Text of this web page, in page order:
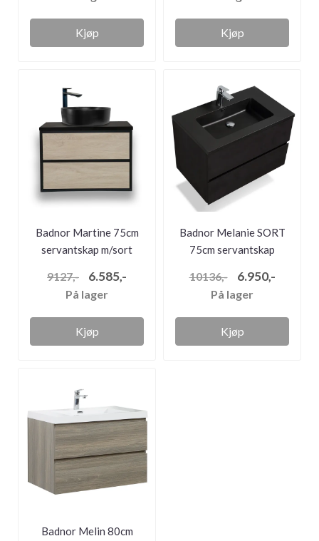
Kjøp Kjøp
Badnor Martine 75cm
servantskap m/sort
9127,- 6.585,-
På lager
Kjøp
Badnor Melanie SORT
75cm servantskap
10136,- 6.950,-
På lager
Kjøp
Badnor Melin 80cm